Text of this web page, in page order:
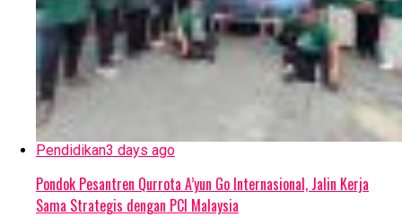
Pendidikan3 days ago
Pondok Pesantren Qurrota A’yun Go Internasional, Jalin Kerja
Sama Strategis dengan PCI Malaysia